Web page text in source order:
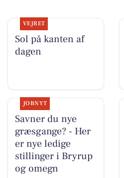
VEJRET
Sol på kanten af
dagen
JOBNYT
Savner du nye
græsgange? - Her
er nye ledige
stillinger i Bryrup
og omegn